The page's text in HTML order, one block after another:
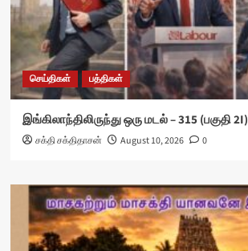
செய்திகள் பத்திகள்
இங்கிலாந்திலிருந்து ஒரு மடல் – 315 (பகுதி 2I)
சக்தி சக்திதாசன் August 10, 2026 0